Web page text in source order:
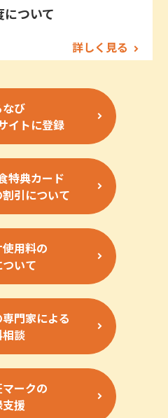
ついて
詳しく見る
なび
イトに登録
特典カード
引について
用料の
いて
門家による
談
ークの
援